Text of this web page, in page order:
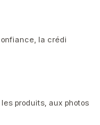
la crédi
produits, aux photos